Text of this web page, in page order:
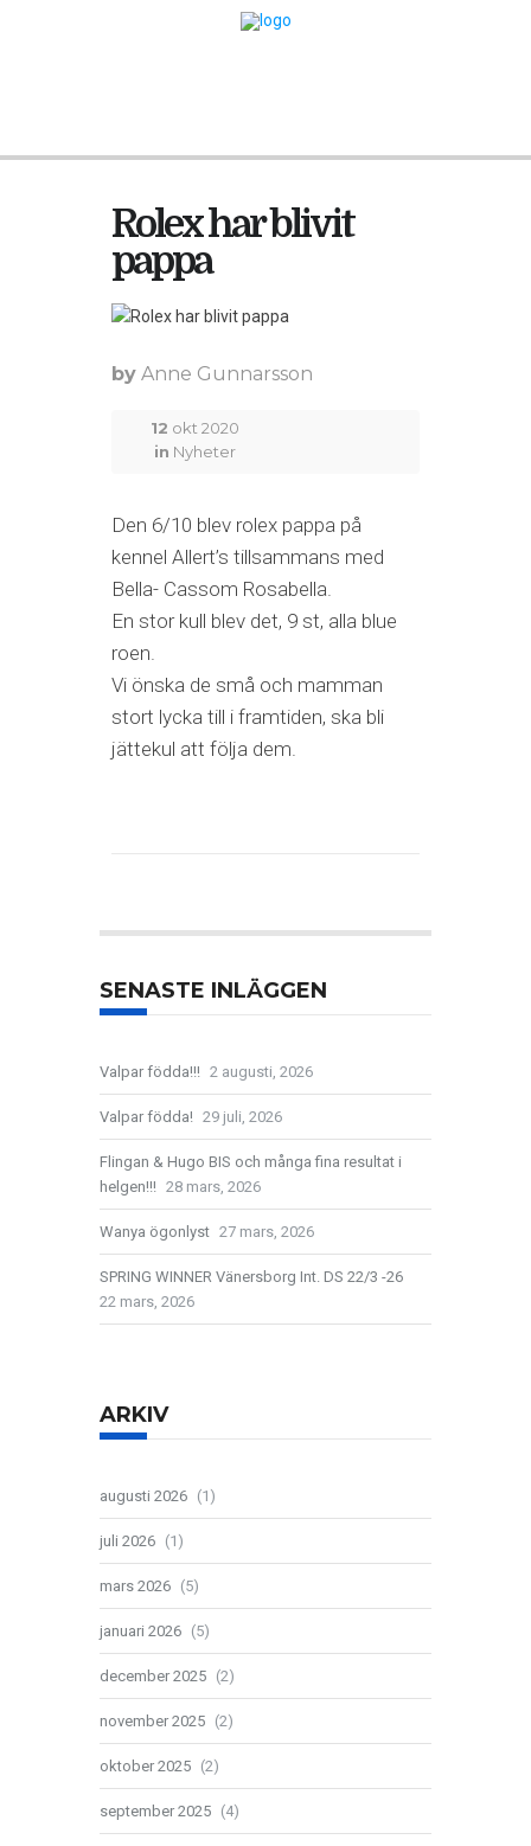
Rolex har blivit
pappa
by Anne Gunnarsson
12 okt 2020
in Nyheter
Den 6/10 blev rolex pappa på
kennel Allert’s tillsammans med
Bella- Cassom Rosabella.
En stor kull blev det, 9 st, alla blue
roen.
Vi önska de små och mamman
stort lycka till i framtiden, ska bli
jättekul att följa dem.
SENASTE INLÄGGEN
Valpar födda!!! 2 augusti, 2026
Valpar födda! 29 juli, 2026
Flingan & Hugo BIS och många fina resultat i
helgen!!! 28 mars, 2026
Wanya ögonlyst 27 mars, 2026
SPRING WINNER Vänersborg Int. DS 22/3 -26
22 mars, 2026
ARKIV
augusti 2026 (1)
juli 2026 (1)
mars 2026 (5)
januari 2026 (5)
december 2025 (2)
november 2025 (2)
oktober 2025 (2)
september 2025 (4)